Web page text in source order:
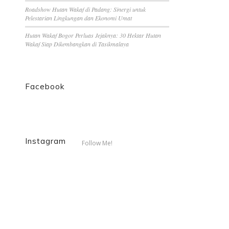
Roadshow Hutan Wakaf di Padang: Sinergi untuk
Pelestarian Lingkungan dan Ekonomi Umat
Hutan Wakaf Bogor Perluas Jejaknya: 30 Hektar Hutan
Wakaf Siap Dikembangkan di Tasikmalaya
Facebook
Instagram Follow Me!